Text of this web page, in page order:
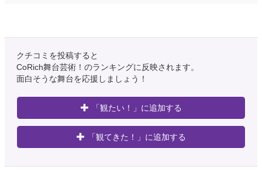
クチコミを投稿すると
CoRich舞台芸術！のランキングに反映されます。
面白そうな舞台を応援しましょう！
「観たい！」に追加する
「観てきた！」に追加する